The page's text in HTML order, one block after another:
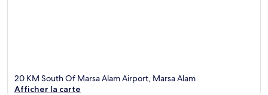
20 KM South Of Marsa Alam Airport, Marsa Alam
Afficher la carte